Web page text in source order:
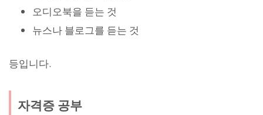
오디오북을 듣는 것
뉴스나 블로그를 듣는 것
등입니다.
자격증 공부